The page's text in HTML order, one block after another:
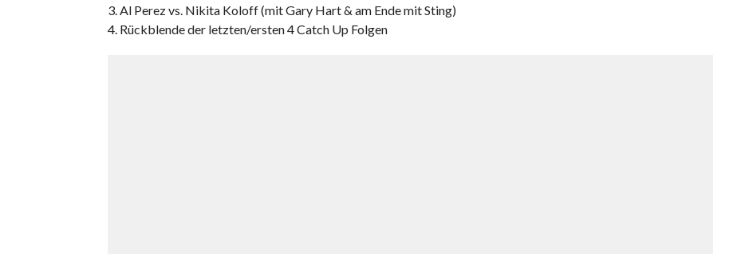
3. Al Perez vs. Nikita Koloff (mit Gary Hart & am Ende mit Sting)
4. Rückblende der letzten/ersten 4 Catch Up Folgen